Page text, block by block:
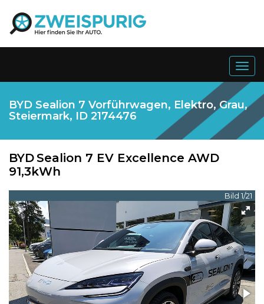
BYD Sealion 7 Vorführwagen, Elektro, Grau,
Steiermark, ID 2174476
BYDSealion 7 EV Excellence AWD
91,3kWh
Bild 1/21